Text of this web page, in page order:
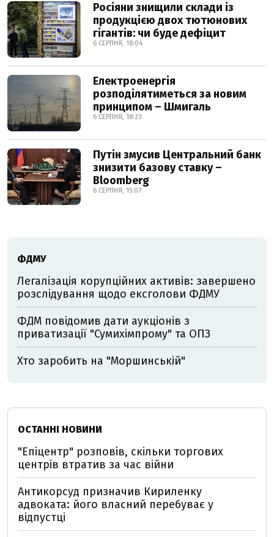
Росіяни знищили склади із
продукцією двох тютюнових
гігантів: чи буде дефіцит
6 СЕРПНЯ, 18:04
Електроенергія
розподілятиметься за новим
принципом – Шмигаль
6 СЕРПНЯ, 18:23
Путін змусив Центральний банк
знизити базову ставку –
Bloomberg
6 СЕРПНЯ, 15:07
ФДМУ
Легалізація корупційних активів: завершено
розслідування щодо ексголови ФДМУ
ФДМ повідомив дати аукціонів з
приватизації "Сумихімпрому" та ОПЗ
Хто заробить на "Моршинській"
ОСТАННІ НОВИНИ
"Епіцентр" розповів, скільки торгових
центрів втратив за час війни
Антикорсуд призначив Кириленку
адвоката: його власний перебуває у
відпустці